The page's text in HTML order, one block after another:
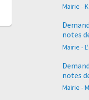
Mairie -
notes
Mairie -
notes
Mairie -